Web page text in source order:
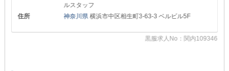
ルスタッフ
住所
神奈川県横浜市中区相生町3-63-3 ベルビル5F
黒服求人No：関内109346